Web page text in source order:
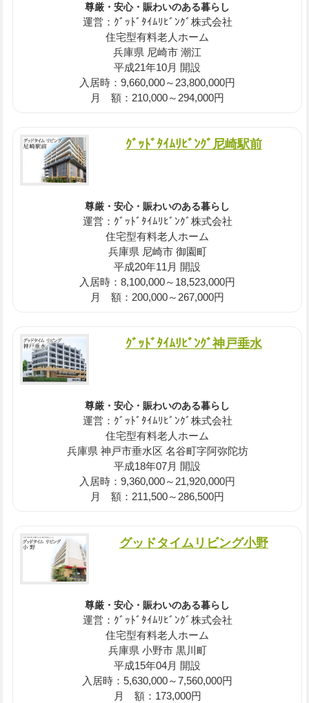
尊厳・安心・賑わいのある暮らし
運営：ｸﾞｯﾄﾞﾀｲﾑﾘﾋﾞﾝｸﾞ株式会社
住宅型有料老人ホーム
兵庫県 尼崎市 潮江
平成21年10月 開設
入居時：9,660,000～23,800,000円
月 額：210,000～294,000円
ｸﾞｯﾄﾞﾀｲﾑﾘﾋﾞﾝｸﾞ尼崎駅前
尊厳・安心・賑わいのある暮らし
運営：ｸﾞｯﾄﾞﾀｲﾑﾘﾋﾞﾝｸﾞ株式会社
住宅型有料老人ホーム
兵庫県 尼崎市 御園町
平成20年11月 開設
入居時：8,100,000～18,523,000円
月 額：200,000～267,000円
ｸﾞｯﾄﾞﾀｲﾑﾘﾋﾞﾝｸﾞ神戸垂水
尊厳・安心・賑わいのある暮らし
運営：ｸﾞｯﾄﾞﾀｲﾑﾘﾋﾞﾝｸﾞ株式会社
住宅型有料老人ホーム
兵庫県 神戸市垂水区 名谷町字阿弥陀坊
平成18年07月 開設
入居時：9,360,000～21,920,000円
月 額：211,500～286,500円
グッドタイムリビング小野
尊厳・安心・賑わいのある暮らし
運営：ｸﾞｯﾄﾞﾀｲﾑﾘﾋﾞﾝｸﾞ株式会社
住宅型有料老人ホーム
兵庫県 小野市 黒川町
平成15年04月 開設
入居時：5,630,000～7,560,000円
月 額：173,000円